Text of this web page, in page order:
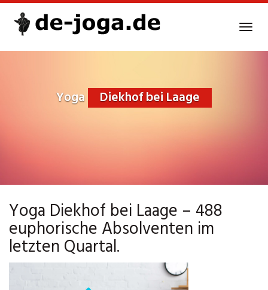
Yoga Diekhof bei Laage
Yoga Diekhof bei Laage – 488
euphorische Absolventen im
letzten Quartal.